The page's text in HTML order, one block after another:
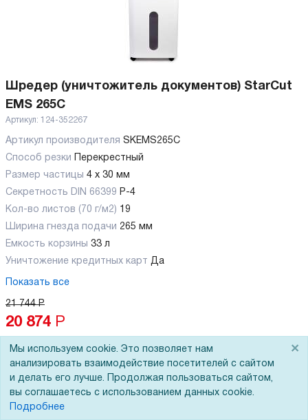
Шредер (уничтожитель документов) StarCut
EMS 265C
Артикул: 124-352267
Артикул производителя SKEMS265C
Способ резки
Перекрестный
Размер частицы 4 x 30 мм
Секретность DIN 66399 P-4
Кол-во листов (70 г/м2) 19
Ширина гнезда подачи 265 мм
Емкость корзины 33 л
Уничтожение кредитных карт Да
Показать все
21 744 Р
20 874 Р
В корзину
Мы используем cookie. Это позволяет нам
анализировать взаимодействие посетителей с сайтом
и делать его лучше. Продолжая пользоваться сайтом,
вы соглашаетесь с использованием данных cookie.
Подробнее
×